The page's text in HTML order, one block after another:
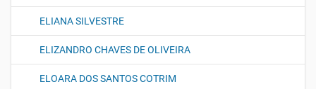
ELIANA SILVESTRE
ELIZANDRO CHAVES DE OLIVEIRA
ELOARA DOS SANTOS COTRIM